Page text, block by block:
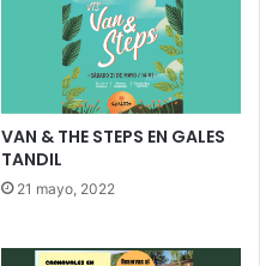
VAN & THE STEPS EN GALES
TANDIL
21 mayo, 2022